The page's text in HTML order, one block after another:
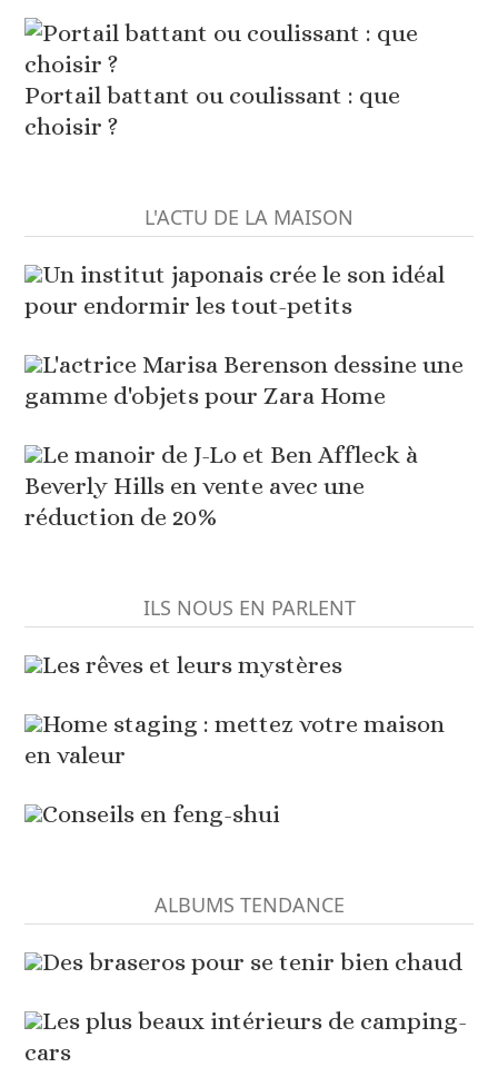
Portail battant ou coulissant : que
choisir ?
L'ACTU DE LA MAISON
Un institut japonais crée le son idéal
pour endormir les tout-petits
L'actrice Marisa Berenson dessine une
gamme d'objets pour Zara Home
Le manoir de J-Lo et Ben Affleck à
Beverly Hills en vente avec une
réduction de 20%
ILS NOUS EN PARLENT
Les rêves et leurs mystères
Home staging : mettez votre maison
en valeur
Conseils en feng-shui
ALBUMS TENDANCE
Des braseros pour se tenir bien chaud
Les plus beaux intérieurs de camping-
cars